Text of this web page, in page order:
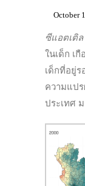
October
ซีแอตเติล
ในเด็ก เ
เด็กที่อยู่
ความแป
ประเทศ